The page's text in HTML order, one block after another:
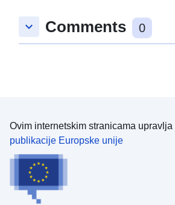
keyboard_arrow_down Comments 0
Ovim internetskim stranicama upravlja
publikacije Europske unije